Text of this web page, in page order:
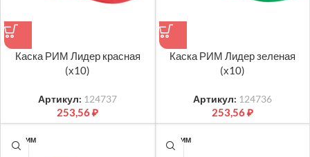
Каска РИМ Лидер красная
(х10)
Артикул: 124737
253,56₽
Каска РИМ Лидер зеленая
(х10)
Артикул: 124736
253,56₽
ТК РИМ ТК РИМ